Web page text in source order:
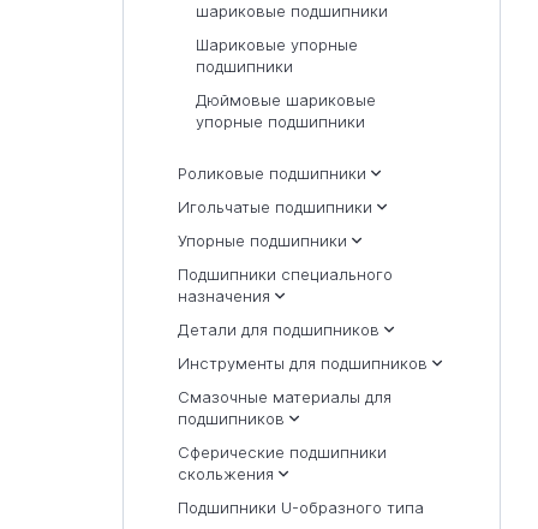
шариковые подшипники
Шариковые упорные
подшипники
Дюймовые шариковые
упорные подшипники
Роликовые подшипники
Игольчатые подшипники
Упорные подшипники
Подшипники специального
назначения
Детали для подшипников
Инструменты для подшипников
Смазочные материалы для
подшипников
Сферические подшипники
скольжения
Подшипники U-образного типа